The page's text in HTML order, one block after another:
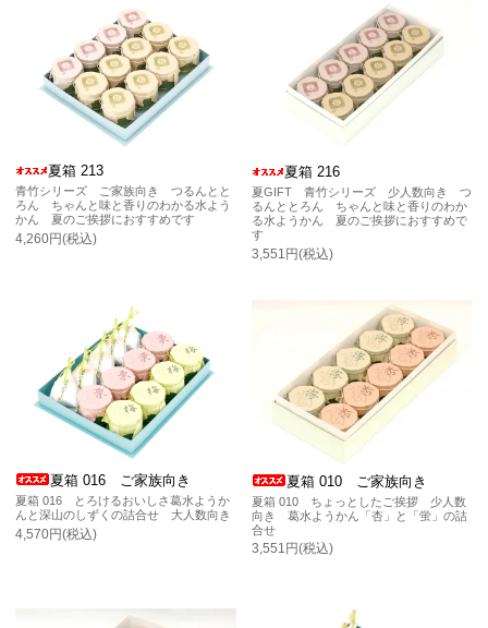
夏箱 213
青竹シリーズ ご家族向き つるんとと
ろん ちゃんと味と香りのわかる水よう
かん 夏のご挨拶におすすめです
4,260円(税込)
夏箱 216
夏GIFT 青竹シリーズ 少人数向き つ
るんととろん ちゃんと味と香りのわか
る水ようかん 夏のご挨拶におすすめで
す
3,551円(税込)
夏箱 016 ご家族向き
夏箱 016 とろけるおいしさ葛水ようか
んと深山のしずくの詰合せ 大人数向き
4,570円(税込)
夏箱 010 ご家族向き
夏箱 010 ちょっとしたご挨拶 少人数
向き 葛水ようかん「杏」と「蛍」の詰
合せ
3,551円(税込)